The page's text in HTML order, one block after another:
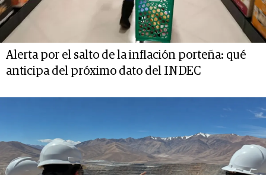
Alerta por el salto de la inflación porteña: qué
anticipa del próximo dato del INDEC